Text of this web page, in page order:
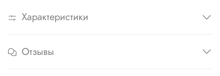
Характеристики
Отзывы